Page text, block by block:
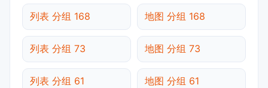
列表 分组 168 地图 分组 168
列表 分组 73 地图 分组 73
列表 分组 61 地图 分组 61